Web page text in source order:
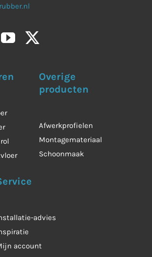
Overige
producten
Afwerkprofielen
Montagemateriaal
Schoonmaak
advies
account